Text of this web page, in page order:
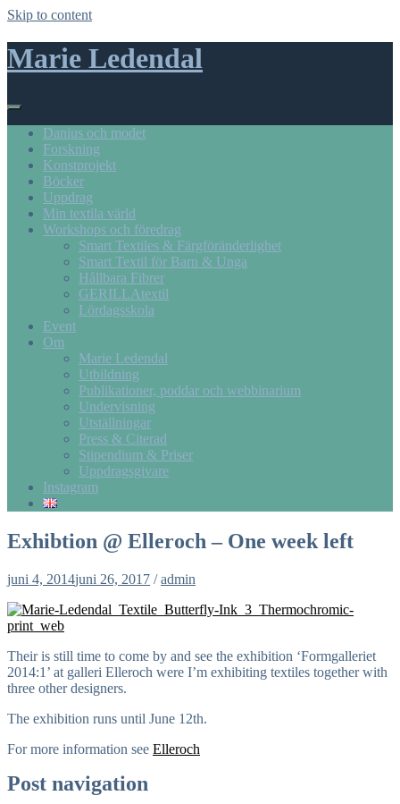
Skip to content
Marie Ledendal
Danius och modet
Forskning
Konstprojekt
Böcker
Uppdrag
Min textila värld
Workshops och föredrag
Smart Textiles & Färgföränderlighet
Smart Textil för Barn & Unga
Hållbara Fibrer
GERILLAtextil
Lördagsskola
Event
Om
Marie Ledendal
Utbildning
Publikationer, poddar och webbinarium
Undervisning
Utställningar
Press & Citerad
Stipendium & Priser
Uppdragsgivare
Instagram
Exhibtion @ Elleroch – One week left
juni 4, 2014juni 26, 2017 /admin
Their is still time to come by and see the exhibition ‘Formgalleriet
2014:1’ at galleri Elleroch were I’m exhibiting textiles together with
three other designers.
The exhibition runs until June 12th.
For more information see Elleroch
Post navigation